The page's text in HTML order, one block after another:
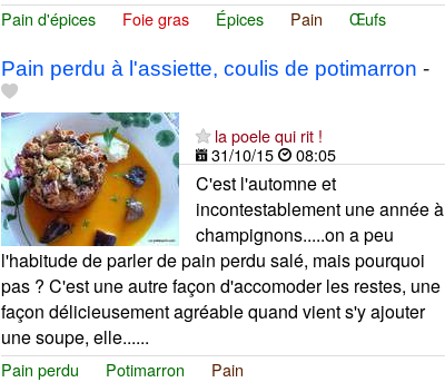
Pain d'épices Foie gras Épices Pain Œufs
Pain perdu à l'assiette, coulis de potimarron -
la poele qui rit !
31/10/15
08:05
C'est l'automne et
incontestablement une année à
champignons.....on a peu
l'habitude de parler de pain perdu salé, mais pourquoi
pas ? C'est une autre façon d'accomoder les restes, une
façon délicieusement agréable quand vient s'y ajouter
une soupe, elle......
Pain perdu Potimarron Pain